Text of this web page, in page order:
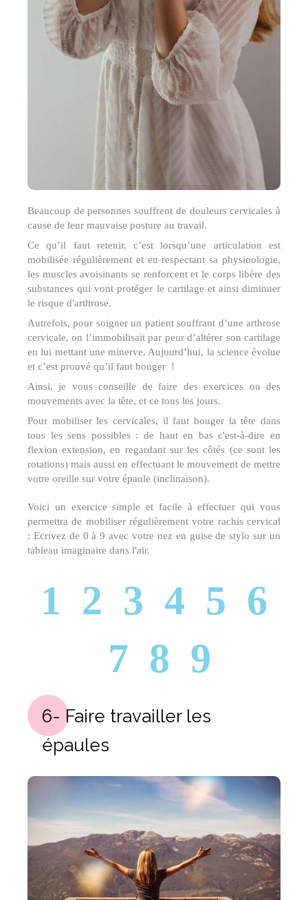
Beaucoup de personnes souffrent de douleurs cervicales à
cause de leur mauvaise posture au travail.
Ce qu’il faut retenir, c’est lorsqu’une articulation est
mobilisée régulièrement et en respectant sa physioologie,
les muscles avoisinants se renforcent et le corps libère des
substances qui vont protéger le cartilage et ainsi diminuer
le risque d'arthrose.
Autrefois, pour soigner un patient souffrant d’une arthrose
cervicale, on l’immobilisait par peur d’altérer son cartilage
en lui mettant une minerve. Aujourd’hui, la science évolue
et c’est prouvé qu’il faut bouger !
Ainsi, je vous conseille de faire des exercices ou des
mouvements avec la tête, et ce tous les jours.
Pour mobiliser les cervicales, il faut bouger la tête dans
tous les sens possibles : de haut en bas c'est-à-dire en
flexion extension, en regardant sur les côtés (ce sont les
rotations) mais aussi en effectuant le mouvement de mettre
votre oreille sur votre épaule (inclinaison).
Voici un exercice simple et facile à effectuer qui vous
permettra de mobiliser régulièrement votre rachis cervical
: Ecrivez de 0 à 9 avec votre nez en guise de stylo sur un
tableau imaginaire dans l'air.
1 2 3 4 5 6
7 8 9
6- Faire travailler les
épaules